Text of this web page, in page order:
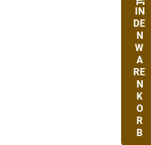
IN
DE
N
W
A
RE
N
K
O
R
B